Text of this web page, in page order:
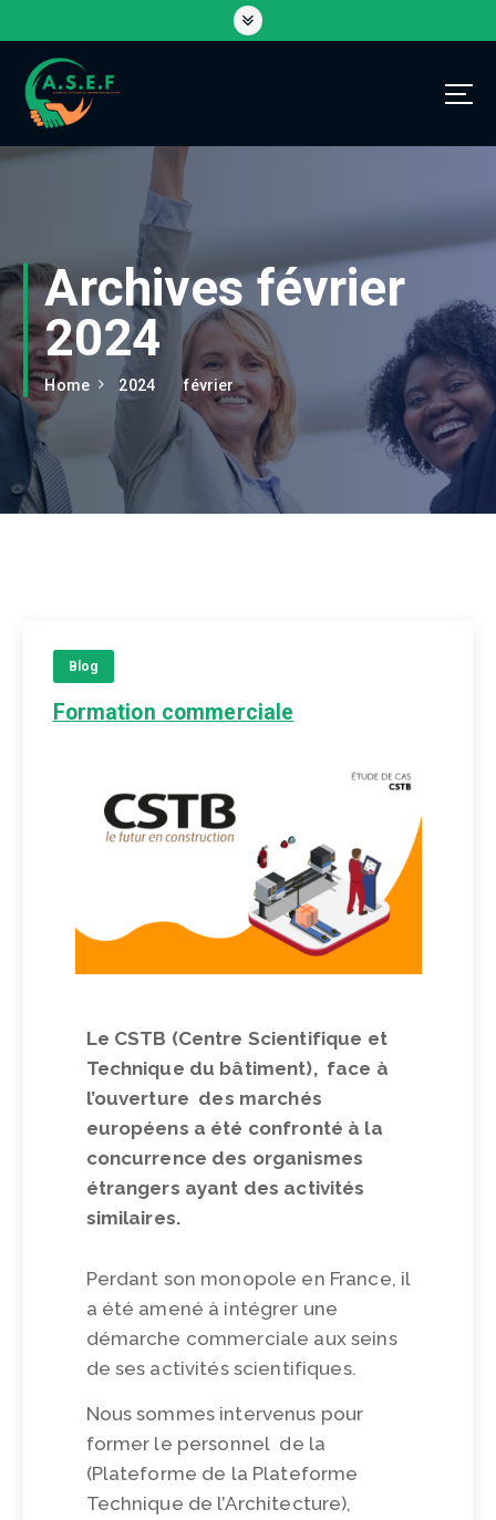
Archives février
2024
Home 2024 février
Blog
Formation commerciale
Le CSTB (Centre Scientifique et
Technique du bâtiment), face à
l’ouverture des marchés
européens a été confronté à la
concurrence des organismes
étrangers ayant des activités
similaires.
Perdant son monopole en France, il
a été amené à intégrer une
démarche commerciale aux seins
de ses activités scientifiques.
Nous sommes intervenus pour
former le personnel de la
(Plateforme de la Plateforme
Technique de l’Architecture),